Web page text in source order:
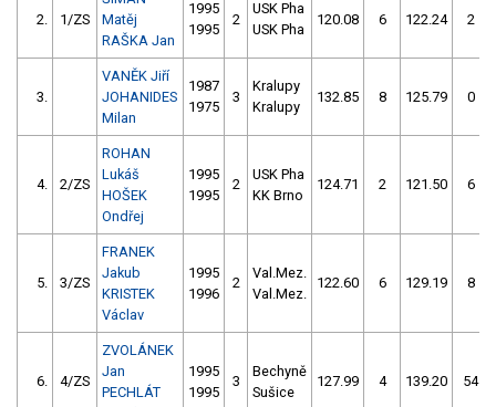
2. 1/ZS
Matěj
RAŠKA Jan
1995
1995
2
USK Pha
USK Pha
120.08 6 122.24 2
3.
VANĚK Jiří
JOHANIDES
Milan
1987
1975
3
Kralupy
Kralupy
132.85 8 125.79 0
4. 2/ZS
ROHAN
Lukáš
HOŠEK
Ondřej
1995
1995
2
USK Pha
KK Brno
124.71 2 121.50 6
5. 3/ZS
FRANEK
Jakub
KRISTEK
Václav
1995
1996
2
Val.Mez.
Val.Mez.
122.60 6 129.19 8
6. 4/ZS
ZVOLÁNEK
Jan
PECHLÁT
1995
1995
3
Bechyně
Sušice
127.99 4 139.20 54